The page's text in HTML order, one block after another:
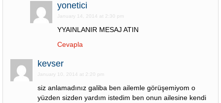
yonetici
January 14, 2014 at 2:30 pm
YYAINLANIR MESAJ ATIN
Cevapla
kevser
January 10, 2014 at 2:20 pm
siz anlamadınız galiba ben ailemle görüşemiyom o
yüzden sizden yardım istedim ben onun ailesine kendi